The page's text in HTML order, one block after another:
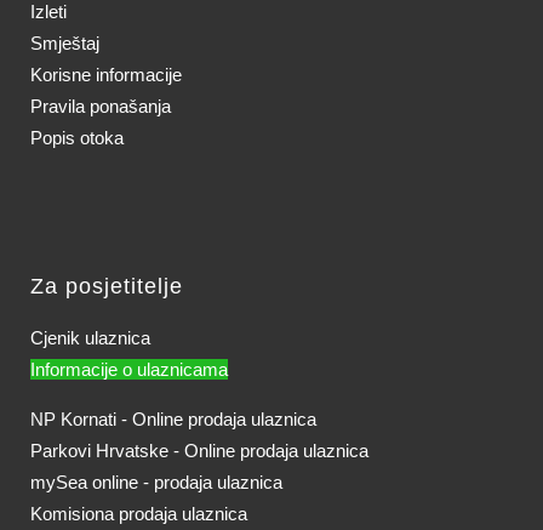
Izleti
Smještaj
Korisne informacije
Pravila ponašanja
Popis otoka
Za posjetitelje
Cjenik ulaznica
Informacije o ulaznicama
NP Kornati - Online prodaja ulaznica
Parkovi Hrvatske - Online prodaja ulaznica
mySea online - prodaja ulaznica
Komisiona prodaja ulaznica